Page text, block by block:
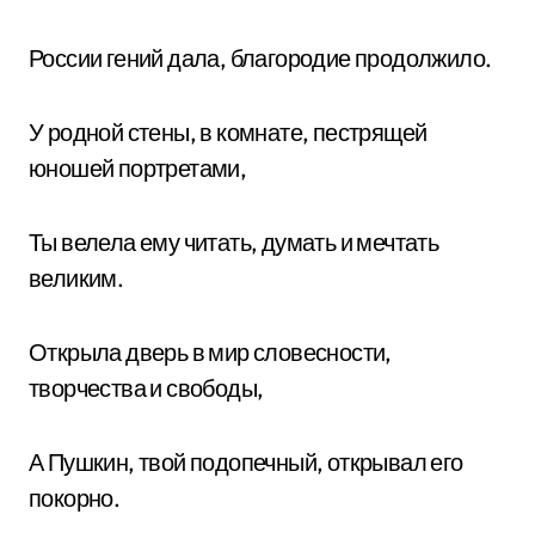
России гений дала, благородие продолжило.
У родной стены, в комнате, пестрящей
юношей портретами,
Ты велела ему читать, думать и мечтать
великим.
Открыла дверь в мир словесности,
творчества и свободы,
А Пушкин, твой подопечный, открывал его
покорно.